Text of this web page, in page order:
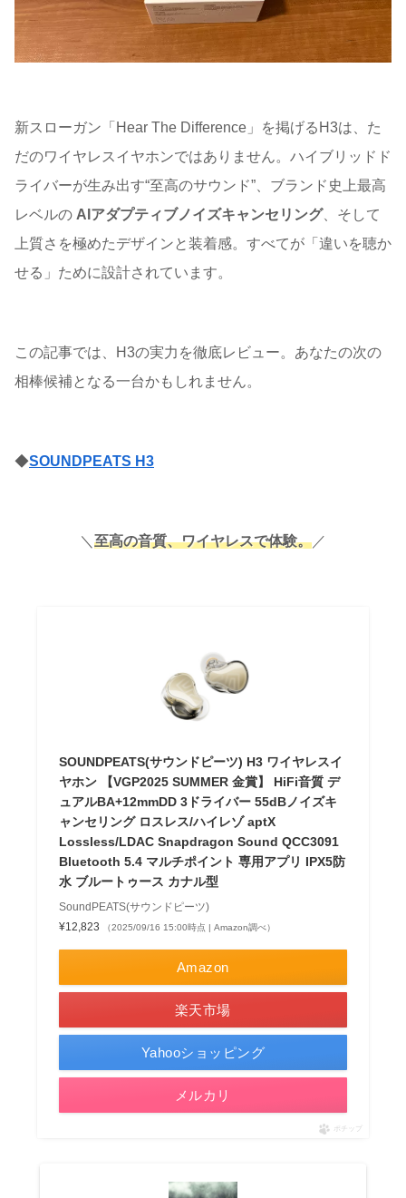
新スローガン「Hear The Difference」を掲げるH3は、た
だのワイヤレスイヤホンではありません。ハイブリッドド
ライバーが生み出す“至高のサウンド”、ブランド史上最高
レベルの AIアダプティブノイズキャンセリング、そして
上質さを極めたデザインと装着感。すべてが「違いを聴か
せる」ために設計されています。
この記事では、H3の実力を徹底レビュー。あなたの次の
相棒候補となる一台かもしれません。
◆SOUNDPEATS H3
＼ 至高の音質、ワイヤレスで体験。／
SOUNDPEATS(サウンドピーツ) H3 ワイヤレスイ
ヤホン 【VGP2025 SUMMER 金賞】 HiFi音質 デ
ュアルBA+12mmDD 3ドライバー 55dBノイズキ
ャンセリング ロスレス/ハイレゾ aptX
Lossless/LDAC Snapdragon Sound QCC3091
Bluetooth 5.4 マルチポイント 専用アプリ IPX5防
水 ブルートゥース カナル型
SoundPEATS(サウンドピーツ)
¥12,823
（2025/09/16 15:00時点 | Amazon調べ）
Amazon
楽天市場
Yahooショッピング
メルカリ
ポチップ